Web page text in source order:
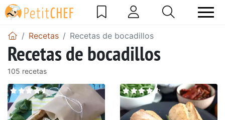
Recetas Recetas de bocadillos
Recetas de bocadillos
105 recetas